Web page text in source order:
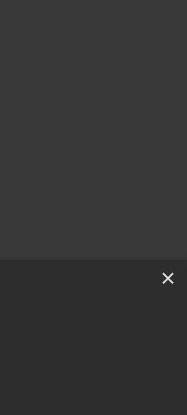
×